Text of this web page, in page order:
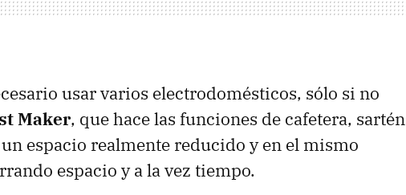
usar varios electrodomésticos, sólo si no
Maker, que hace las funciones de cafetera, sartén
espacio realmente reducido y en el mismo
espacio y a la vez tiempo.